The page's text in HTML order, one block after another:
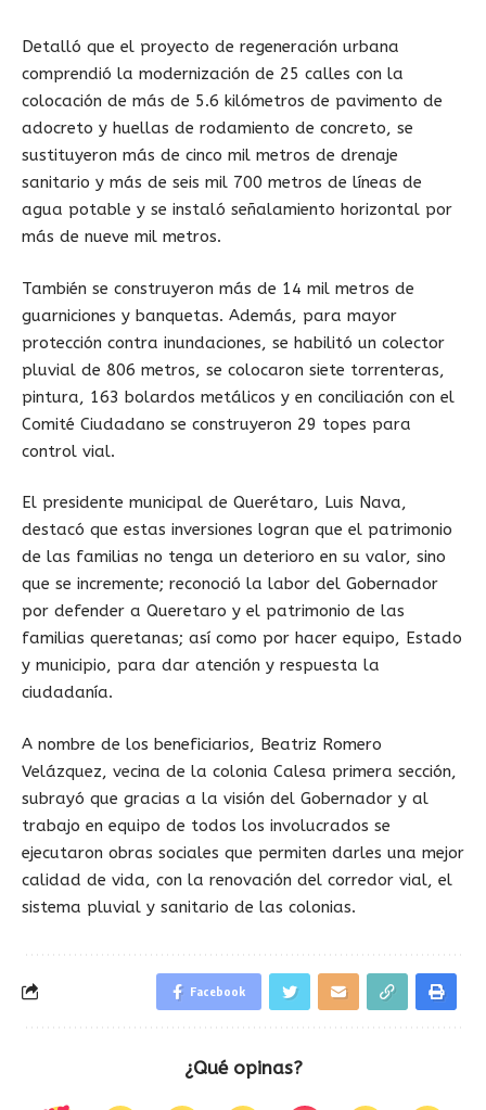
Detalló que el proyecto de regeneración urbana
comprendió la modernización de 25 calles con la
colocación de más de 5.6 kilómetros de pavimento de
adocreto y huellas de rodamiento de concreto, se
sustituyeron más de cinco mil metros de drenaje
sanitario y más de seis mil 700 metros de líneas de
agua potable y se instaló señalamiento horizontal por
más de nueve mil metros.
También se construyeron más de 14 mil metros de
guarniciones y banquetas. Además, para mayor
protección contra inundaciones, se habilitó un colector
pluvial de 806 metros, se colocaron siete torrenteras,
pintura, 163 bolardos metálicos y en conciliación con el
Comité Ciudadano se construyeron 29 topes para
control vial.
El presidente municipal de Querétaro, Luis Nava,
destacó que estas inversiones logran que el patrimonio
de las familias no tenga un deterioro en su valor, sino
que se incremente; reconoció la labor del Gobernador
por defender a Queretaro y el patrimonio de las
familias queretanas; así como por hacer equipo, Estado
y municipio, para dar atención y respuesta la
ciudadanía.
A nombre de los beneficiarios, Beatriz Romero
Velázquez, vecina de la colonia Calesa primera sección,
subrayó que gracias a la visión del Gobernador y al
trabajo en equipo de todos los involucrados se
ejecutaron obras sociales que permiten darles una mejor
calidad de vida, con la renovación del corredor vial, el
sistema pluvial y sanitario de las colonias.
Facebook
¿Qué opinas?